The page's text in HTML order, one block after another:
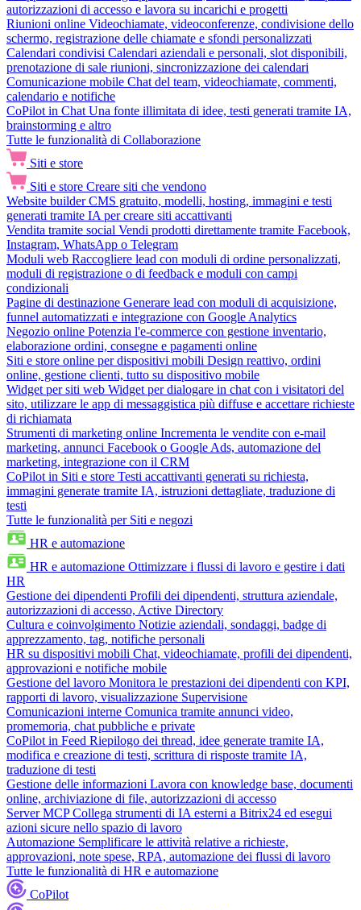
autorizzazioni di accesso e lavora su incarichi e progetti
Riunioni online Videochiamate, videoconferenze, condivisione dello
schermo, registrazione delle chiamate e sfondi personalizzati
Calendari condivisi Calendari aziendali e personali, slot disponibili,
prenotazione di sale riunioni, sincronizzazione dei calendari
Comunicazione mobile Chat del team, videochiamate, commenti,
calendario e notifiche
CoPilot in Chat Una fonte illimitata di idee, testi generati tramite IA,
brainstorming e altro
Tutte le funzionalità di Collaborazione
Siti e store
Siti e store Creare siti che vendono
Website builder CMS gratuito, modelli, hosting, immagini e testi
generati tramite IA per creare siti accattivanti
Vendita tramite social Vendi prodotti direttamente tramite Facebook,
Instagram, WhatsApp o Telegram
Moduli web Raccogliere lead con moduli di ordine personalizzati,
moduli di registrazione o di feedback e moduli con campi
condizionali
Pagine di destinazione Generare lead con moduli di acquisizione,
funnel automatizzati e integrazione con Google Analytics
Negozio online Potenzia l'e-commerce con gestione inventario,
elaborazione ordini, consegne e pagamenti online
Siti e store online per dispositivi mobili Design reattivo, ordini
online, gestione clienti, tutto su dispositivo mobile
Widget per siti web Widget per dialogare in chat con i visitatori del
sito, utilizzare le app di messaggistica più diffuse e accettare richieste
di richiamata
Strumenti di marketing online Incrementa le vendite con e-mail
marketing, annunci Facebook o Google Ads, automazione del
marketing, integrazione con il CRM
CoPilot in Siti e store Testi accattivanti generati su richiesta,
immagini generate tramite IA, istruzioni dettagliate, traduzione di
testi
Tutte le funzionalità per Siti e negozi
HR e automazione
HR e automazione Ottimizzare i flussi di lavoro e gestire i dati
HR
Gestione dei dipendenti Profili dei dipendenti, struttura aziendale,
autorizzazioni di accesso, Active Directory
Cultura e coinvolgimento Notizie aziendali, sondaggi, badge di
apprezzamento, tag, notifiche personali
HR su dispositivi mobili Chat, videochiamate, profili dei dipendenti,
approvazioni e notifiche mobile
Gestione del lavoro Monitora le prestazioni dei dipendenti con KPI,
rapporti di lavoro, visualizzazione Supervisione
Comunicazioni interne Comunica tramite annunci video,
promemoria, chat pubbliche e private
CoPilot in Feed Riepilogo dei thread, idee generate tramite IA,
modifica e creazione di testi, scrittura di risposte tramite IA,
traduzione di testi
Gestione delle informazioni Lavora con knowledge base, documenti
online, archiviazione di file, autorizzazioni di accesso
Server MCP Collega strumenti di IA esterni a Bitrix24 ed esegui
azioni sicure nello spazio di lavoro
Automazione Semplificare le attività relative a richieste,
approvazioni, note spese, RPA, automazione dei flussi di lavoro
Tutte le funzionalità di HR e automazione
CoPilot